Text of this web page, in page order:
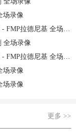
场录像
拉德尼基 全场录像
全场录像
拉德尼基 全场录像
场录像
场录像
更多 >>